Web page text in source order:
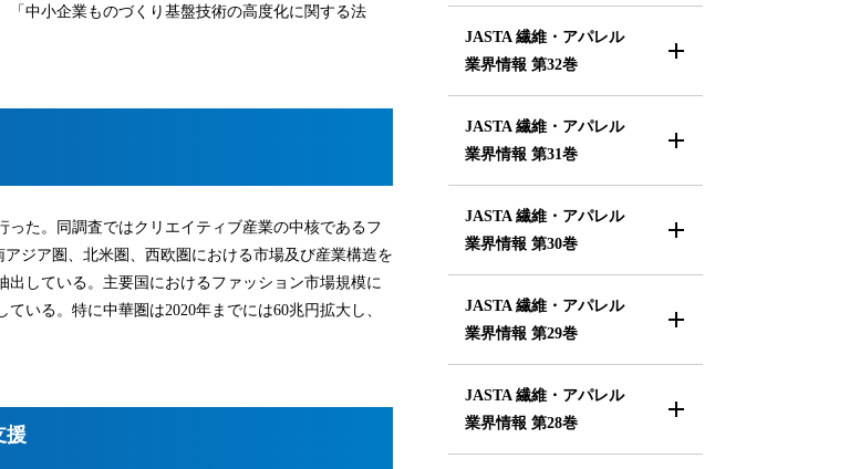
中小企業ものづくり基盤技術の高度化に関する法
た。同調査ではクリエイティブ産業の中核であるフ
ジア圏、北米圏、西欧圏における市場及び産業構造を
している。主要国におけるファッション市場規模に
いる。特に中華圏は2020年までには60兆円拡大し、
援
JASTA 繊維・アパレル
業界情報 第32巻
JASTA 繊維・アパレル
業界情報 第31巻
JASTA 繊維・アパレル
業界情報 第30巻
JASTA 繊維・アパレル
業界情報 第29巻
JASTA 繊維・アパレル
業界情報 第28巻